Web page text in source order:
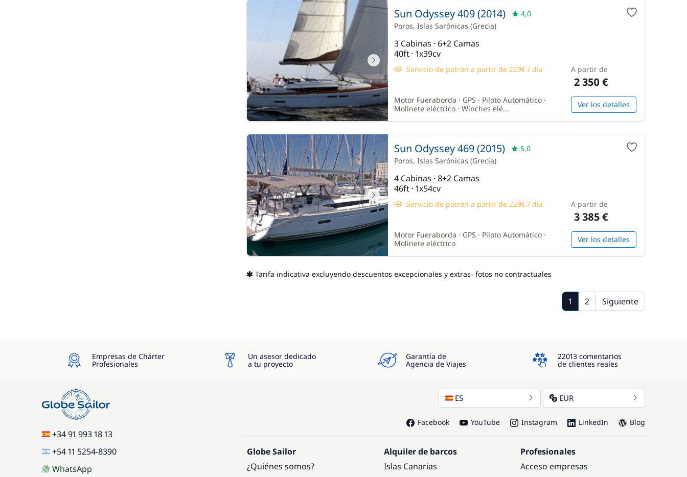
Sun Odyssey 409 (2014)
4,0
Poros, Islas Sarónicas (Grecia)
3 Cabinas · 6+2 Camas
40ft · 1x39cv
Servicio de patrón a partir de 229€ / día
Motor Fueraborda · GPS · Piloto Automático ·
Molinete eléctrico · Winches elé...
A partir de
2 350 €
Ver los detalles
Sun Odyssey 469 (2015)
5,0
Poros, Islas Sarónicas (Grecia)
4 Cabinas · 8+2 Camas
46ft · 1x54cv
Servicio de patrón a partir de 229€ / día
Motor Fueraborda · GPS · Piloto Automático ·
Molinete eléctrico
A partir de
3 385 €
Ver los detalles
Tarifa indicativa excluyendo descuentos excepcionales y extras- fotos no contractuales
1 2 Siguiente
Empresas de Chárter
Profesionales
Un asesor dedicado
a tu proyecto
Garantía de
Agencia de Viajes
4.3
22013 comentarios
de clientes reales
+34 91 993 18 13
+54 11 5254-8390
WhatsApp
ES EUR
Facebook YouTube Instagram LinkedIn Blog
Globe Sailor
¿Quiénes somos?
Alquiler de barcos
Islas Canarias
Profesionales
Acceso empresas